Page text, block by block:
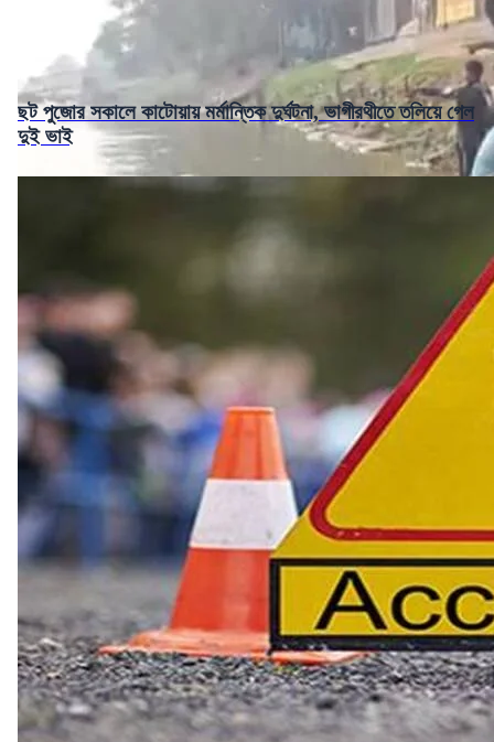
ছট পুজোর সকালে কাটোয়ায় মর্মান্তিক দুর্ঘটনা, ভাগীরথীতে তলিয়ে গেল
দুই ভাই